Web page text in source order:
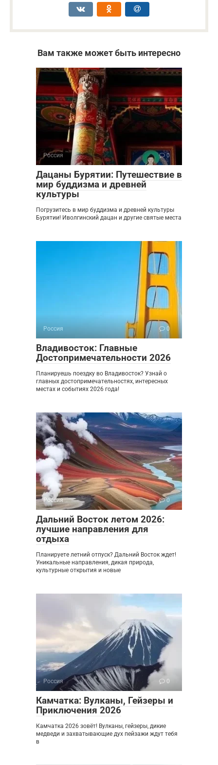
Вам также может быть интересно
Россия 0
Дацаны Бурятии: Путешествие в
мир буддизма и древней
культуры
Погрузитесь в мир буддизма и древней культуры
Бурятии! Иволгинский дацан и другие святые места
Россия 0
Владивосток: Главные
Достопримечательности 2026
Планируешь поездку во Владивосток? Узнай о
главных достопримечательностях, интересных
местах и событиях 2026 года!
Россия 0
Дальний Восток летом 2026:
лучшие направления для
отдыха
Планируете летний отпуск? Дальний Восток ждет!
Уникальные направления, дикая природа,
культурные открытия и новые
Россия 0
Камчатка: Вулканы, Гейзеры и
Приключения 2026
Камчатка 2026 зовёт! Вулканы, гейзеры, дикие
медведи и захватывающие дух пейзажи ждут тебя
в